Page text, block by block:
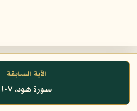
الآية السابقة
سورة هود، ١٠٧